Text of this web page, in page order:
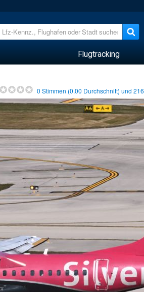
Flugtracking
0 Stimmen (0.00 Durchschnitt) und216